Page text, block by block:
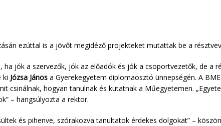
ezúttal is a jövőt megidéző projekteket mutattak be a
ha jók a szervezők, jók az előadók és jók a csoportvezetők, de a
ki Józsa János a Gyerekegyetem diplomaosztó ünnepségén. A
csinálnak, hogyan tanulnak és kutatnak a Műegyetemen.
– hangsúlyozta a rektor.
és pihenve, szórakozva tanultatok érdekes dolgokat” –